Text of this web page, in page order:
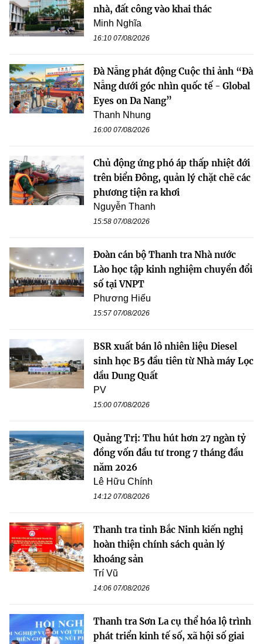
nhà, đất công vào khai thác
Minh Nghĩa
16:10 07/08/2026
Đà Nẵng phát động Cuộc thi ảnh “Đà
Nẵng dưới góc nhìn quốc tế - Global
Eyes on Da Nang”
Thanh Nhung
16:00 07/08/2026
Chủ động ứng phó áp thấp nhiệt đới
trên biển Đông, quản lý chặt chẽ các
phương tiện ra khơi
Nguyễn Thanh
15:58 07/08/2026
Đoàn cán bộ Thanh tra Nhà nước
Lào học tập kinh nghiệm chuyển đổi
số tại VNPT
Phương Hiếu
15:57 07/08/2026
BSR xuất bán lô nhiên liệu Diesel
sinh học B5 đầu tiên từ Nhà máy Lọc
dầu Dung Quất
PV
15:00 07/08/2026
Quảng Trị: Thu hút hơn 27 ngàn tỷ
đồng vốn đầu tư trong 7 tháng đầu
năm 2026
Lê Hữu Chính
14:12 07/08/2026
Thanh tra tỉnh Bắc Ninh kiến nghị
hoàn thiện chính sách quản lý
khoáng sản
Trí Vũ
14:06 07/08/2026
Thanh tra Sơn La cụ thể hóa lộ trình
phát triển kinh tế số, xã hội số giai